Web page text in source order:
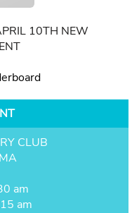
10TH NEW
CLUB
am
am